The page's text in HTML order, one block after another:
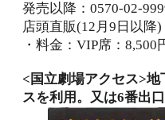
発売以降：0570-02-
店頭直販(12月9日以降
・料金：VIP席：
<国立劇場アクセス>
スを利用。又は6番出